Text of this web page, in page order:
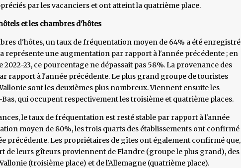
par les vacanciers et ont atteint la quatrième place.
et les chambres d'hôtes
d'hôtes, un taux de fréquentation moyen de 64% a été enregistré
représente une augmentation par rapport à l'année précédente ; en
23, ce pourcentage ne dépassait pas 58%. La provenance des
rapport à l'année précédente. Le plus grand groupe de touristes
sont les deuxièmes plus nombreux. Viennent ensuite les
qui occupent respectivement les troisième et quatrième places.
le taux de fréquentation est resté stable par rapport à l'année
moyen de 80%, les trois quarts des établissements ont confirmé
précédente. Les propriétaires de gîtes ont également confirmé que,
de leurs gîteurs proviennent de Flandre (groupe le plus grand), des
(troisième place) et de l'Allemagne (quatrième place).